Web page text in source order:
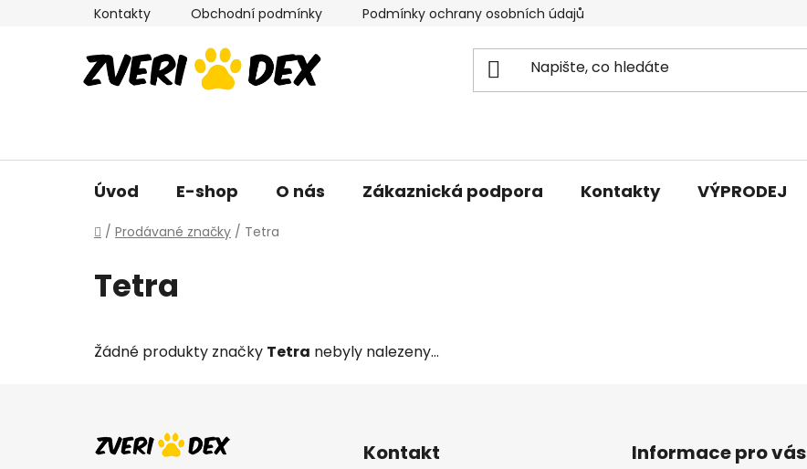
Kontakty Obchodní podmínky Podmínky ochrany osobních údajů
Úvod E-shop O nás Zákaznická podpora Kontakty VÝPRODEJ
Domů
/ Prodávané značky / Tetra
Tetra
Žádné produkty značky Tetra nebyly nalezeny...
Kontakt Informace pro vás